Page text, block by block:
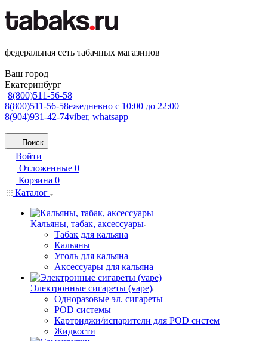
федеральная сеть табачных магазинов
Ваш город
Екатеринбург
8(800)511-56-58
8(800)511-56-58ежедневно с 10:00 до 22:00
8(904)931-42-74viber, whatsapp
Поиск
Войти
Отложенные 0
Корзина 0
Каталог
Кальяны, табак, аксессуары
Табак для кальяна
Кальяны
Уголь для кальяна
Аксессуары для кальяна
Электронные сигареты (vape)
Одноразовые эл. сигареты
POD системы
Картриджи/испарители для POD систем
Жидкости